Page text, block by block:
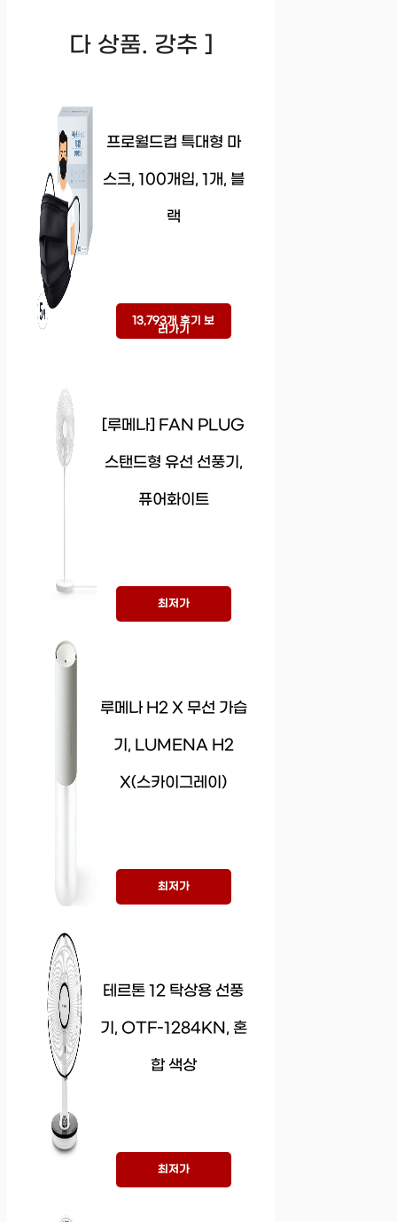
다 상품. 강추 ]
프로월드컵 특대형 마
스크, 100개입, 1개, 블
랙
13,793개 후기 보
러가기
[루메나] FAN PLUG
스탠드형 유선 선풍기,
퓨어화이트
최저가
루메나 H2 X 무선 가습
기, LUMENA H2
X(스카이그레이)
최저가
테르톤 12 탁상용 선풍
기, OTF-1284KN, 혼
합 색상
최저가